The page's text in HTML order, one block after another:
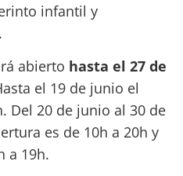
infantil y
abierto hasta el 27 de
el 19 de junio el
Del 20 de junio al 30 de
es de 10h a 20h y
a 19h.